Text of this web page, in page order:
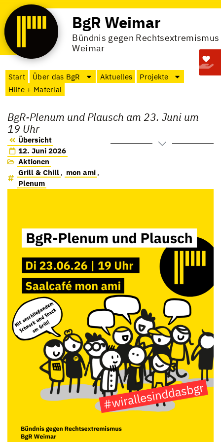
BgR Weimar
Bündnis gegen Rechtsextremismus
Weimar
Start Über das BgR Aktuelles
Projekte
Hilfe + Material
BgR-Plenum und Plausch am 23. Juni um
19 Uhr
Übersicht
12. Juni 2026
Aktionen
Grill & Chill , mon ami ,
Plenum